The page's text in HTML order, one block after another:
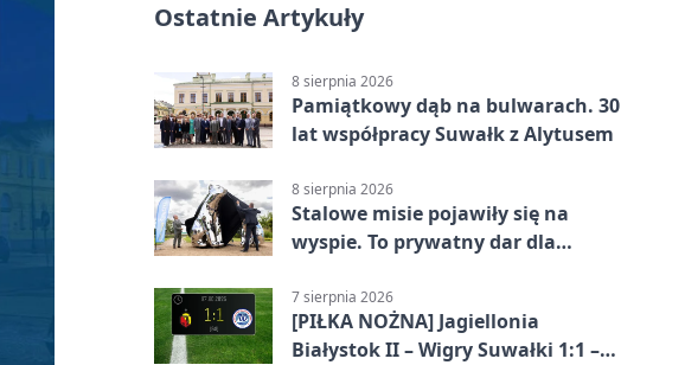
Ostatnie Artykuły
8 sierpnia 2026
Pamiątkowy dąb na bulwarach. 30
lat współpracy Suwałk z Alytusem
8 sierpnia 2026
Stalowe misie pojawiły się na
wyspie. To prywatny dar dla
7 sierpnia 2026
[PIŁKA NOŻNA] Jagiellonia
Białystok II – Wigry Suwałki 1:1 –